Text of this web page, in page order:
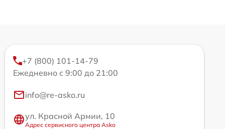
+7 (800) 101-14-79
Ежедневно с 9:00 до 21:00
info@re-asko.ru
ул. Красной Армии, 10
Адрес сервисного центра Asko